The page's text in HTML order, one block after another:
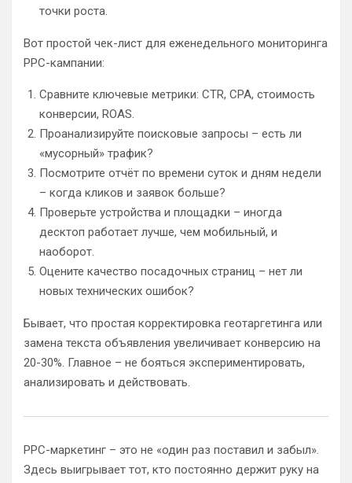
точки роста.
Вот простой чек-лист для еженедельного мониторинга
PPC-кампании:
Сравните ключевые метрики: CTR, CPA, стоимость
конверсии, ROAS.
Проанализируйте поисковые запросы – есть ли
«мусорный» трафик?
Посмотрите отчёт по времени суток и дням недели
– когда кликов и заявок больше?
Проверьте устройства и площадки – иногда
десктоп работает лучше, чем мобильный, и
наоборот.
Оцените качество посадочных страниц – нет ли
новых технических ошибок?
Бывает, что простая корректировка геотаргетинга или
замена текста объявления увеличивает конверсию на
20-30%. Главное – не бояться экспериментировать,
анализировать и действовать.
PPC-маркетинг – это не «один раз поставил и забыл».
Здесь выигрывает тот, кто постоянно держит руку на